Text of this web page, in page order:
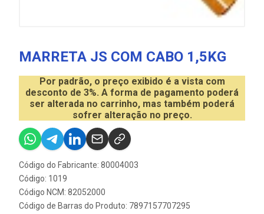
MARRETA JS COM CABO 1,5KG
Por padrão, o preço exibido é a vista com
desconto de 3%. A forma de pagamento poderá
ser alterada no carrinho, mas também poderá
sofrer alteração no preço.
Código do Fabricante: 80004003
Código: 1019
Código NCM: 82052000
Código de Barras do Produto: 7897157707295